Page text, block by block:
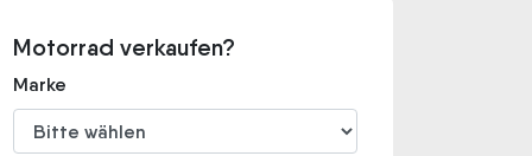
Motorrad verkaufen?
Marke